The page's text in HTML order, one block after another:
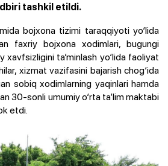
tashkil etildi.
bojxona tizimi taraqqiyoti yo‘lida
faxriy bojxona xodimlari, bugungi
ta’minlash yo‘lida faoliyat
xizmat vazifasini bajarish chog‘ida
sobiq xodimlarning yaqinlari hamda
30-sonli umumiy o‘rta ta’lim maktabi
etdi.